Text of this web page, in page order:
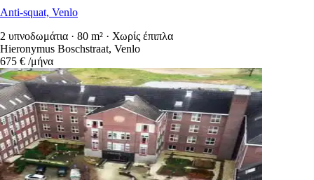
Anti-squat, Venlo
2 υπνοδωμάτια · 80 m² · Χωρίς έπιπλα
Hieronymus Boschstraat, Venlo
675 € /μήνα